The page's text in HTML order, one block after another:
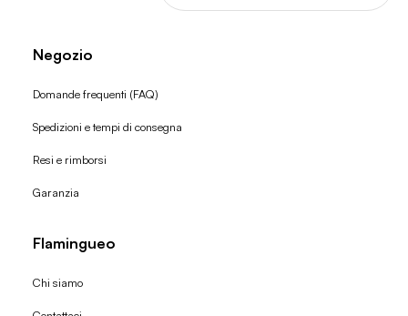
Negozio
Domande frequenti (FAQ)
Spedizioni e tempi di consegna
Resi e rimborsi
Garanzia
Flamingueo
Chi siamo